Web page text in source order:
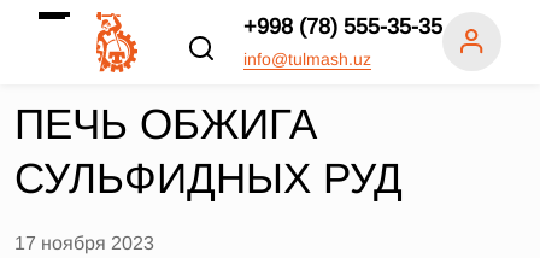
+998 (78) 555-35-35
info@tulmash.uz
ПЕЧЬ ОБЖИГА
СУЛЬФИДНЫХ РУД
17 ноября 2023